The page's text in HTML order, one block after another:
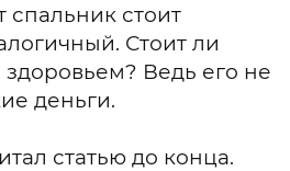
спальник стоит
Стоит ли
Ведь его не
деньги.
статью до конца.